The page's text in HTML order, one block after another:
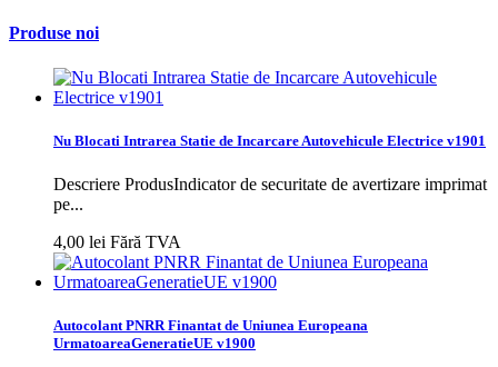
Produse noi
Nu Blocati Intrarea Statie de Incarcare Autovehicule Electrice v1901
Descriere ProdusIndicator de securitate de avertizare imprimat
pe...
4,00 lei Fără TVA
Autocolant PNRR Finantat de Uniunea Europeana
UrmatoareaGeneratieUE v1900